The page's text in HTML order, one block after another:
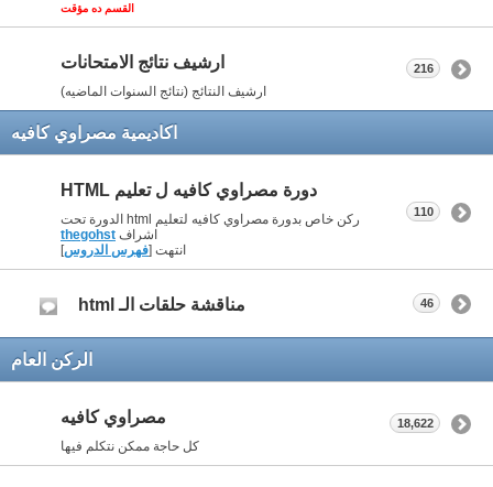
القسم ده مؤقت
ارشيف نتائج الامتحانات
ارشيف النتائج (نتائج السنوات الماضيه)
216
اكاديمية مصراوي كافيه
دورة مصراوي كافيه ل تعليم HTML
ركن خاص بدورة مصراوي كافيه لتعليم html الدورة تحت
اشراف thegohst
انتهت [فهرس الدروس]
110
مناقشة حلقات الـ html 46
الركن العام
مصراوي كافيه
كل حاجة ممكن نتكلم فيها
18,622